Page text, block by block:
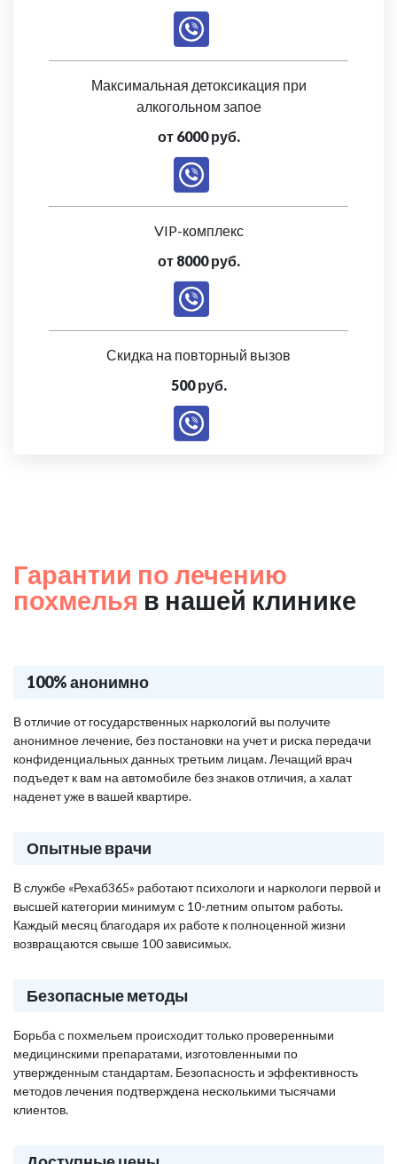
Максимальная детоксикация при
алкогольном запое
от 6000 руб.
VIP-комплекс
от 8000 руб.
Скидка на повторный вызов
500 руб.
Гарантии по лечению
похмелья в нашей клинике
100% анонимно
В отличие от государственных наркологий вы получите
анонимное лечение, без постановки на учет и риска передачи
конфиденциальных данных третьим лицам. Лечащий врач
подъедет к вам на автомобиле без знаков отличия, а халат
наденет уже в вашей квартире.
Опытные врачи
В службе «Рехаб365» работают психологи и наркологи первой и
высшей категории минимум с 10-летним опытом работы.
Каждый месяц благодаря их работе к полноценной жизни
возвращаются свыше 100 зависимых.
Безопасные методы
Борьба с похмельем происходит только проверенными
медицинскими препаратами, изготовленными по
утвержденным стандартам. Безопасность и эффективность
методов лечения подтверждена несколькими тысячами
клиентов.